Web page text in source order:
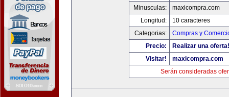
Minusculas:
maxicompra.com
Longitud:
10 caracteres
Categorias:
Compras y
Precio:
Realizar una oferta!
Visitar!
maxicompra.com
Serán consideradas